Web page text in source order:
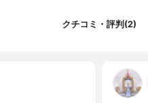
クチコミ・評判(2)